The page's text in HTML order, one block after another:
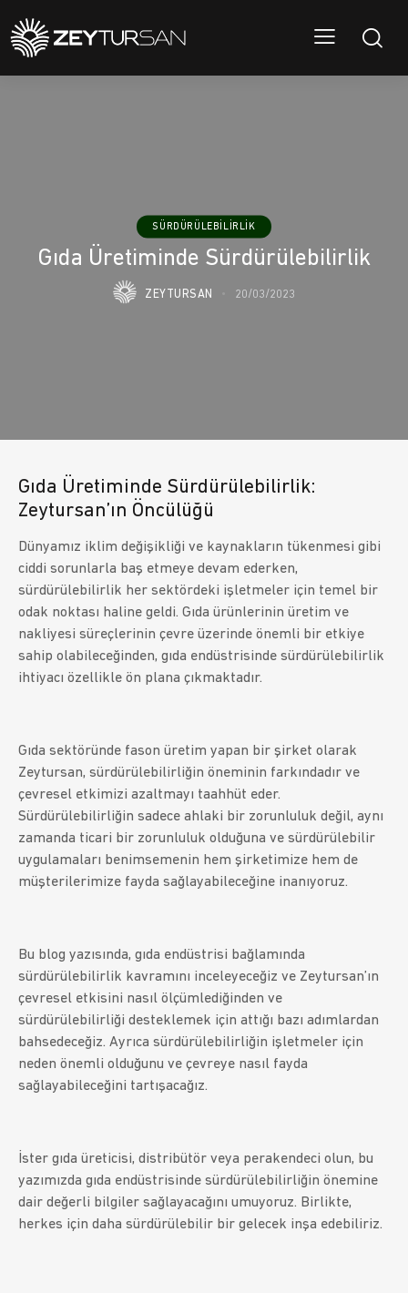
SÜRDÜRÜLEBILIRLIK
Gıda Üretiminde Sürdürülebilirlik
ZEYTURSAN 20/03/2023
Gıda Üretiminde Sürdürülebilirlik:
Zeytursan’ın Öncülüğü
Dünyamız iklim değişikliği ve kaynakların tükenmesi gibi
ciddi sorunlarla baş etmeye devam ederken,
sürdürülebilirlik her sektördeki işletmeler için temel bir
odak noktası haline geldi. Gıda ürünlerinin üretim ve
nakliyesi süreçlerinin çevre üzerinde önemli bir etkiye
sahip olabileceğinden, gıda endüstrisinde sürdürülebilirlik
ihtiyacı özellikle ön plana çıkmaktadır.
Gıda sektöründe fason üretim yapan bir şirket olarak
Zeytursan, sürdürülebilirliğin öneminin farkındadır ve
çevresel etkimizi azaltmayı taahhüt eder.
Sürdürülebilirliğin sadece ahlaki bir zorunluluk değil, aynı
zamanda ticari bir zorunluluk olduğuna ve sürdürülebilir
uygulamaları benimsemenin hem şirketimize hem de
müşterilerimize fayda sağlayabileceğine inanıyoruz.
Bu blog yazısında, gıda endüstrisi bağlamında
sürdürülebilirlik kavramını inceleyeceğiz ve Zeytursan’ın
çevresel etkisini nasıl ölçümlediğinden ve
sürdürülebilirliği desteklemek için attığı bazı adımlardan
bahsedeceğiz. Ayrıca sürdürülebilirliğin işletmeler için
neden önemli olduğunu ve çevreye nasıl fayda
sağlayabileceğini tartışacağız.
İster gıda üreticisi, distribütör veya perakendeci olun, bu
yazımızda gıda endüstrisinde sürdürülebilirliğin önemine
dair değerli bilgiler sağlayacağını umuyoruz. Birlikte,
herkes için daha sürdürülebilir bir gelecek inşa edebiliriz.